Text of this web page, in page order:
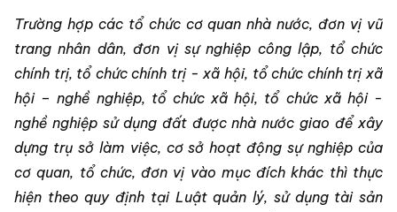
Trường hợp các tổ chức cơ quan nhà nước, đơn vị vũ
trang nhân dân, đơn vị sự nghiệp công lập, tổ chức
chính trị, tổ chức chính trị - xã hội, tổ chức chính trị xã
hội – nghề nghiệp, tổ chức xã hội, tổ chức xã hội -
nghề nghiệp sử dụng đất được nhà nước giao để xây
dựng trụ sở làm việc, cơ sở hoạt động sự nghiệp của
cơ quan, tổ chức, đơn vị vào mục đích khác thì thực
hiện theo quy định tại Luật quản lý, sử dụng tài sản